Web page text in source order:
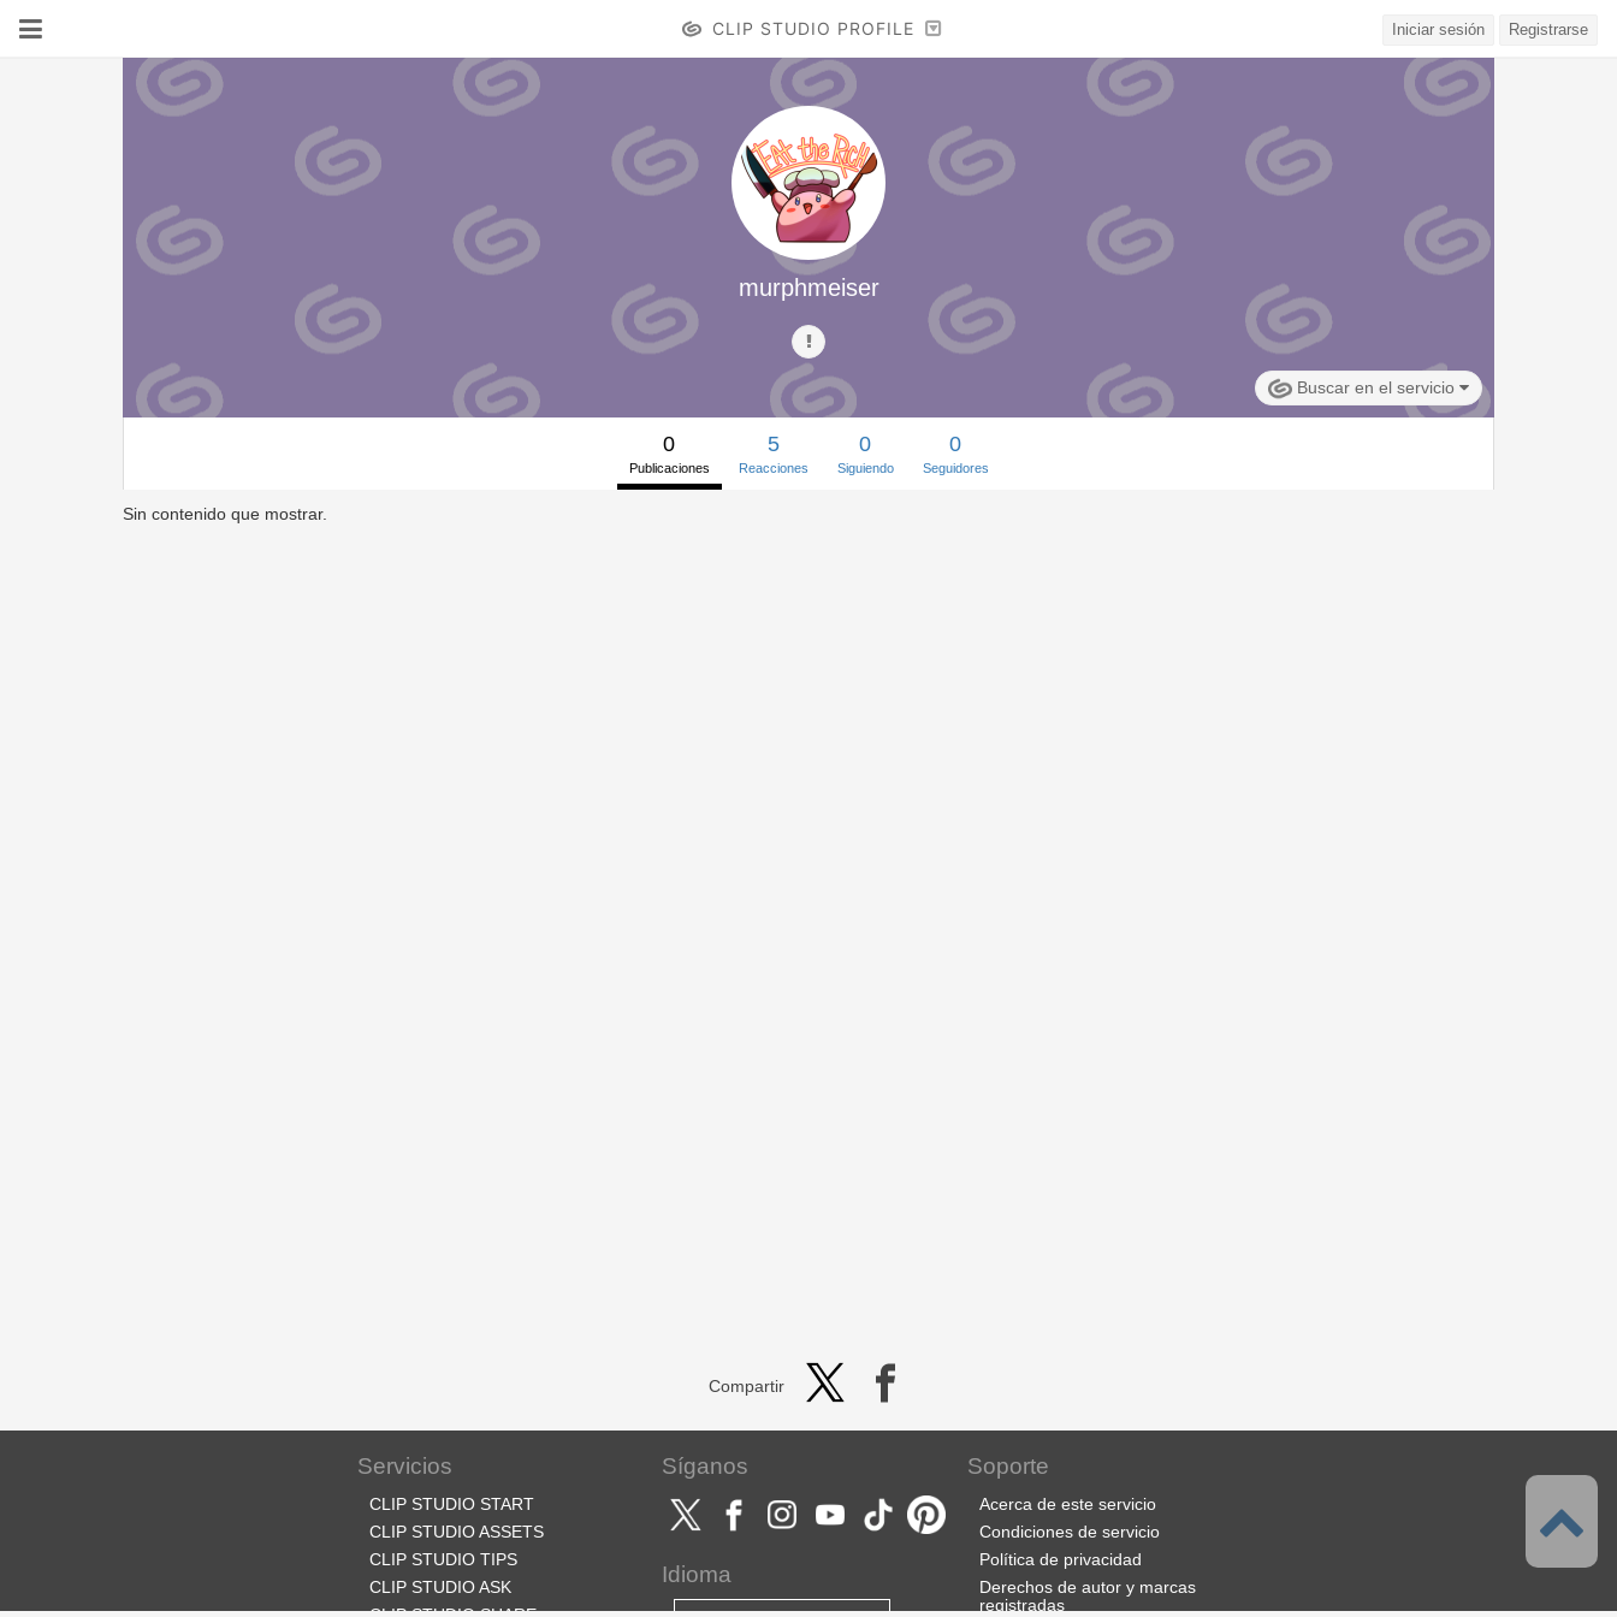
CLIP STUDIO PROFILE Iniciar sesión Registrarse
murphmeiser
Buscar en el servicio
0
Publicaciones
5
Reacciones
0
Siguiendo
0
Seguidores
Sin contenido que mostrar.
Compartir
Servicios
CLIP STUDIO START
CLIP STUDIO ASSETS
CLIP STUDIO TIPS
CLIP STUDIO ASK
Síganos
Idioma
Soporte
Acerca de este servicio
Condiciones de servicio
Política de privacidad
Derechos de autor y marcas
registradas